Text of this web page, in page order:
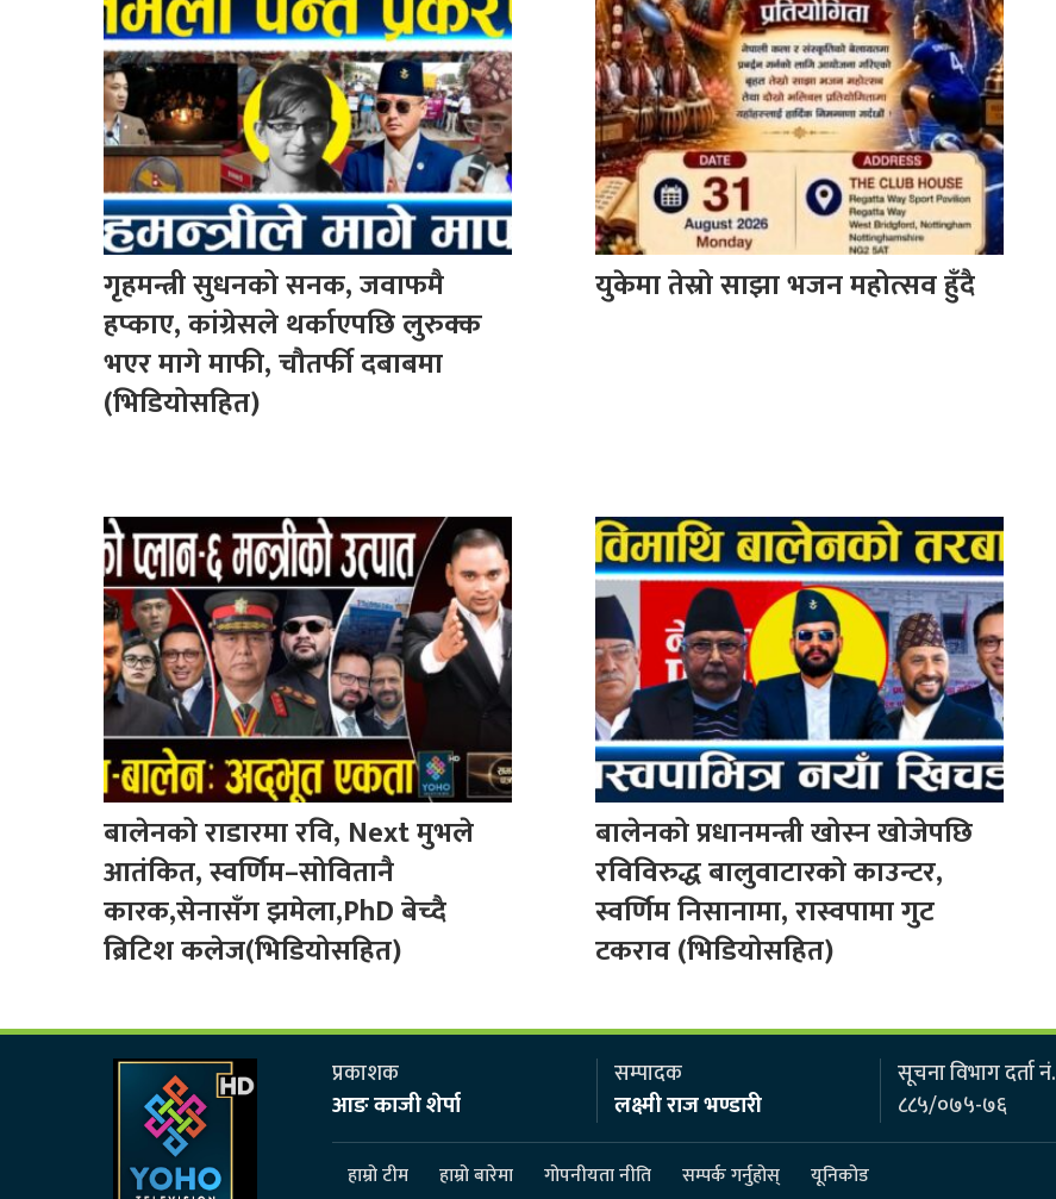
गृहमन्त्री सुधनको सनक, जवाफमै
हप्काए, कांग्रेसले थर्काएपछि लुरुक्क
भएर मागे माफी, चौतर्फी दबाबमा
(भिडियोसहित)
युकेमा तेस्रो साझा भजन महोत्सव हुँदै
बालेनको राडारमा रवि, Next मुभले
आतंकित, स्वर्णिम–सोवितानै
कारक,सेनासँग झमेला,PhD बेच्दै
ब्रिटिश कलेज(भिडियोसहित)
बालेनको प्रधानमन्त्री खोस्न खोजेपछि
रविविरुद्ध बालुवाटारको काउन्टर,
स्वर्णिम निसानामा, रास्वपामा गुट
टकराव (भिडियोसहित)
प्रकाशक
आङ काजी शेर्पा
सम्पादक
लक्ष्मी राज भण्डारी
सूचना विभाग दर्ता नं.
८८५/०७५-७६
हाम्रो टीम हाम्रो बारेमा गोपनीयता नीति सम्पर्क गर्नुहोस् यूनिकोड